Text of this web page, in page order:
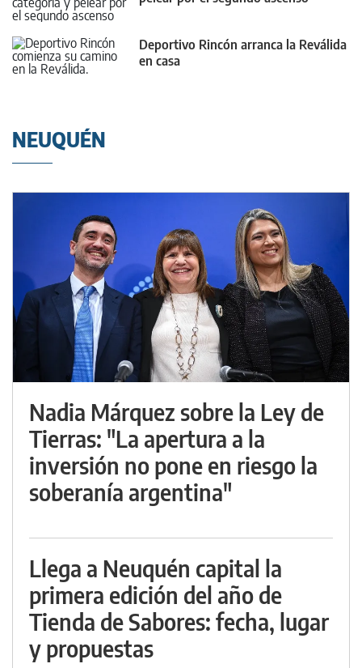
Deportivo Rincón arranca la Reválida
en casa
NEUQUÉN
Nadia Márquez sobre la Ley de
Tierras: "La apertura a la
inversión no pone en riesgo la
soberanía argentina"
Llega a Neuquén capital la
primera edición del año de
Tienda de Sabores: fecha, lugar
y propuestas